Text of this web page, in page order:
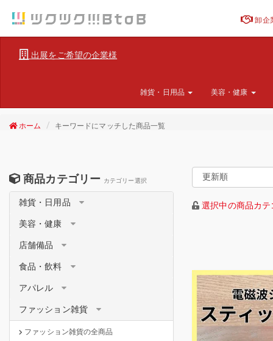
卸企
出展をご希望の企業様
雑貨・日用品 美容・健康
ホーム キーワードにマッチした商品一覧
商品カテゴリー カテゴリー選択
雑貨・日用品
美容・健康
店舗備品
食品・飲料
アパレル
ファッション雑貨
ファッション雑貨の全商品
選択中の商品カ